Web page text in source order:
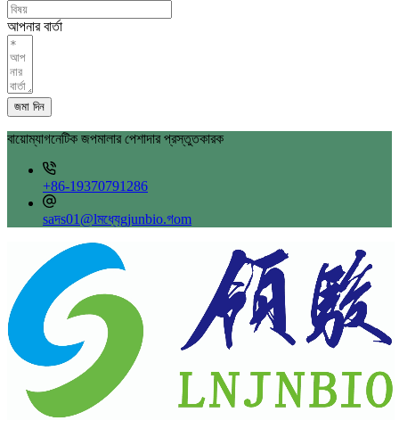
আপনার বার্তা
জমা দিন
বায়োম্যাগনেটিক জপমালার পেশাদার প্রস্তুতকারক
+86-19370791286
saদs01@lমধ্যেgjunbio.গom